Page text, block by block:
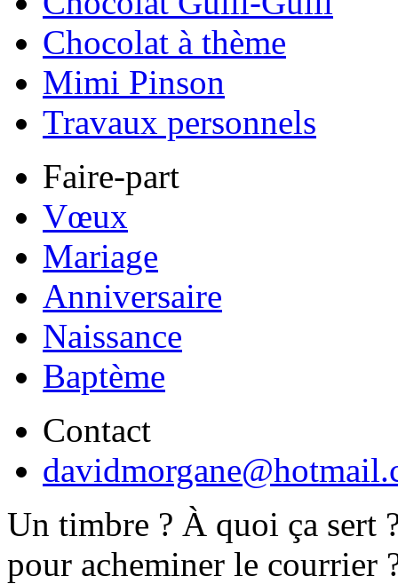
Chocolat à thème
Mimi Pinson
Travaux personnels
Faire-part
Vœux
Mariage
Anniversaire
Naissance
Baptème
Contact
Un timbre ? À quoi ça sert
pour acheminer le courrier